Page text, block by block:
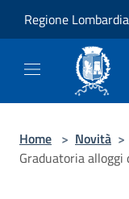
Regione Lombardia
Home > Novità >
Graduatoria